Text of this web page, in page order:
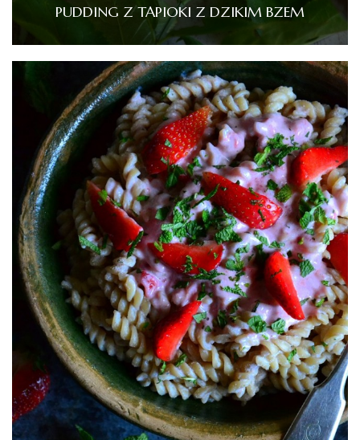
PUDDING Z TAPIOKI Z DZIKIM BZEM